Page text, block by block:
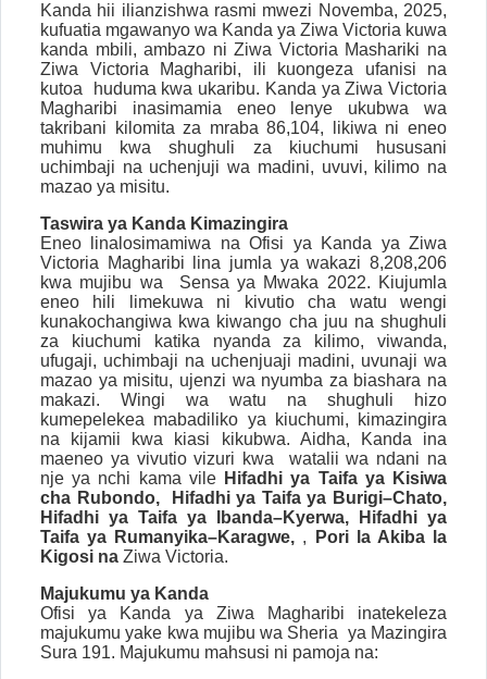
Kanda hii ilianzishwa rasmi mwezi Novemba, 2025,
kufuatia mgawanyo wa Kanda ya Ziwa Victoria kuwa
kanda mbili, ambazo ni Ziwa Victoria Mashariki na
Ziwa Victoria Magharibi, ili kuongeza ufanisi na
kutoa huduma kwa ukaribu. Kanda ya Ziwa Victoria
Magharibi inasimamia eneo lenye ukubwa wa
takribani kilomita za mraba 86,104, likiwa ni eneo
muhimu kwa shughuli za kiuchumi hususani
uchimbaji na uchenjuji wa madini, uvuvi, kilimo na
mazao ya misitu.
Taswira ya Kanda Kimazingira
Eneo linalosimamiwa na Ofisi ya
Kanda ya Ziwa
Victoria Magharibi lina jumla ya wakazi 8,208,206
kwa mujibu wa Sensa ya Mwaka 2022. Kiujumla
eneo hili limekuwa ni kivutio cha watu wengi
kunakochangiwa kwa kiwango cha juu na shughuli
za kiuchumi katika nyanda za kilimo, viwanda,
ufugaji, uchimbaji na uchenjuaji madini, uvunaji wa
mazao ya misitu, ujenzi wa nyumba za biashara na
makazi. Wingi wa watu na shughuli hizo
kumepelekea mabadiliko ya kiuchumi, kimazingira
na kijamii kwa kiasi kikubwa. Aidha, Kanda ina
maeneo ya vivutio vizuri kwa watalii wa ndani na
nje ya nchi kama vile Hifadhi ya Taifa ya Kisiwa
cha Rubondo, Hifadhi ya Taifa ya Burigi–Chato,
Hifadhi ya Taifa ya Ibanda–Kyerwa,
Hifadhi ya
Taifa ya Rumanyika–Karagwe, ,
Pori la Akiba la
Kigosi na Ziwa Victoria.
Majukumu ya Kanda
Ofisi ya Kanda ya Ziwa Magharibi inatekeleza
majukumu yake kwa mujibu wa Sheria ya Mazingira
Sura 191. Majukumu mahsusi ni pamoja na: